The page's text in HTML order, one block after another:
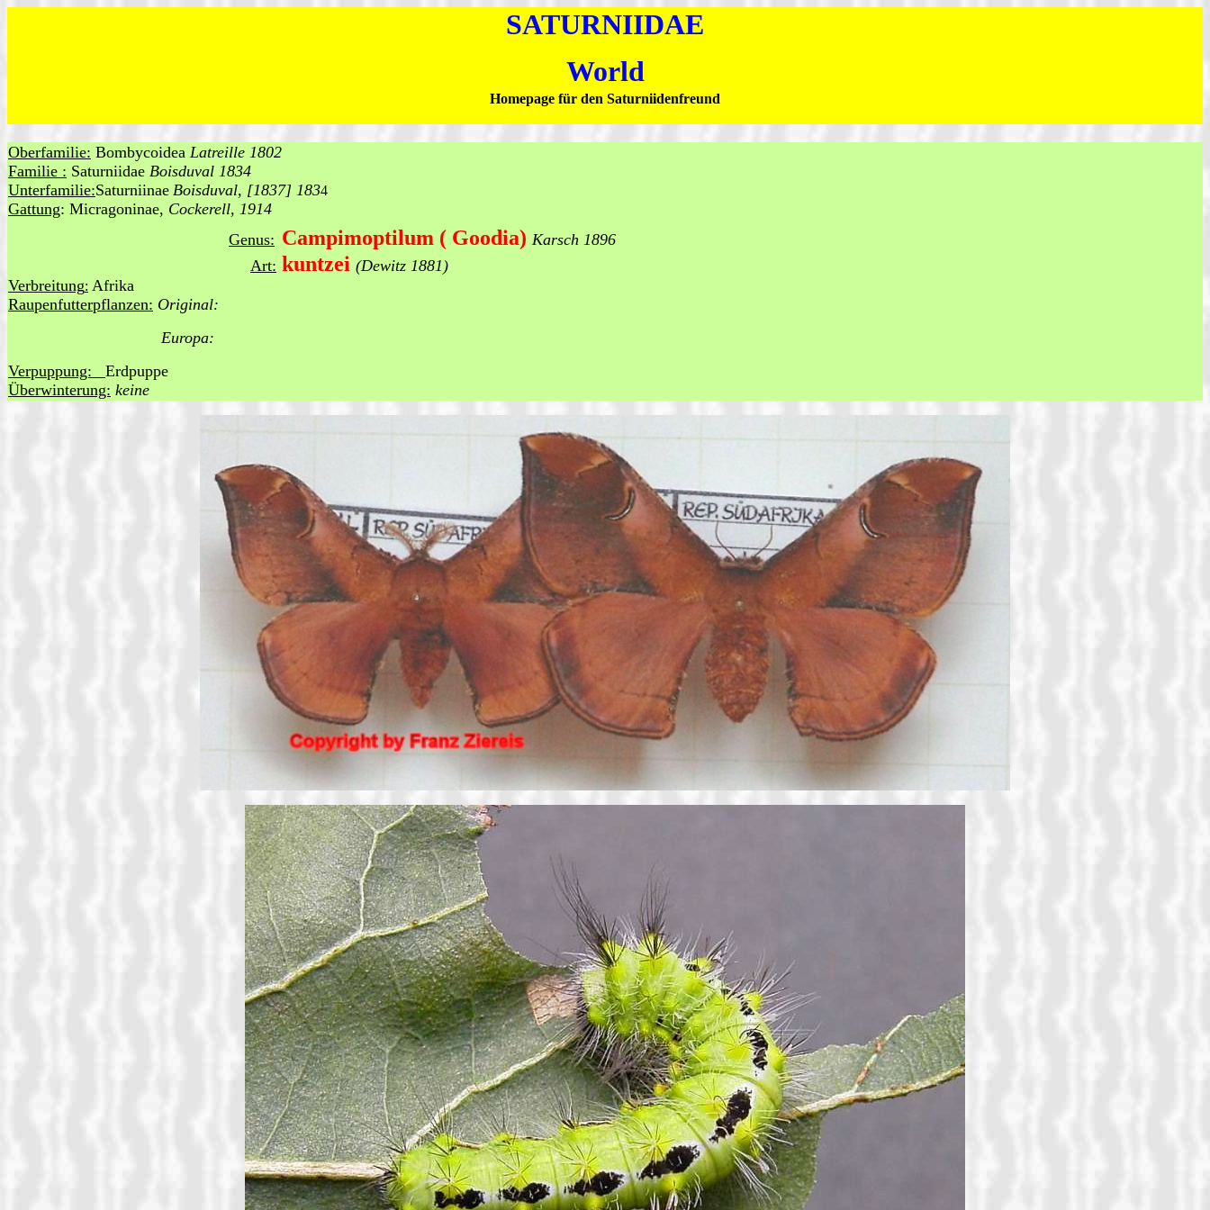
SATURNIIDAE
World
Homepage für den Saturniidenfreund
Oberfamilie: Bombycoidea Latreille 1802
Familie : Saturniidae Boisduval 1834
Unterfamilie:Saturniinae Boisduval, [1837] 1834
Gattung: Micragoninae, Cockerell, 1914
Genus: Campimoptilum ( Goodia) Karsch 1896
Art: kuntzei (Dewitz 1881)
Verbreitung: Afrika
Raupenfutterpflanzen: Original:
Europa:
Verpuppung: Erdpuppe
Überwinterung: keine